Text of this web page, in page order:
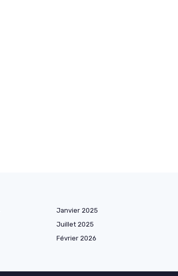
Janvier 2025
Juillet 2025
Février 2026